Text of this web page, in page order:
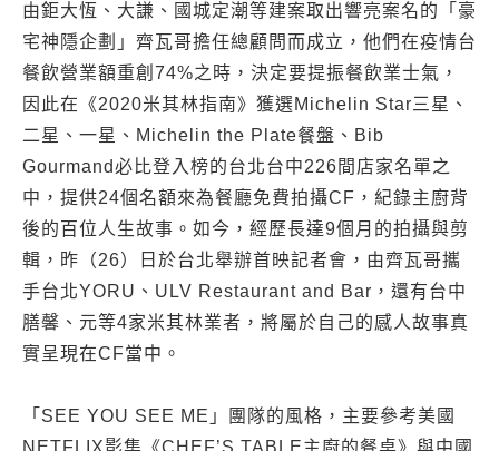
由鉅大恆、大謙、國城定潮等建案取出響亮案名的「豪
宅神隱企劃」齊瓦哥擔任總顧問而成立，他們在疫情台
餐飲營業額重創74%之時，決定要提振餐飲業士氣，
因此在《2020米其林指南》獲選Michelin Star三星、
二星、一星、Michelin the Plate餐盤、Bib
Gourmand必比登入榜的台北台中226間店家名單之
中，提供24個名額來為餐廳免費拍攝CF，紀錄主廚背
後的百位人生故事。如今，經歷長達9個月的拍攝與剪
輯，昨（26）日於台北舉辦首映記者會，由齊瓦哥攜
手台北YORU、ULV Restaurant and Bar，還有台中
膳馨、元等4家米其林業者，將屬於自己的感人故事真
實呈現在CF當中。
「SEE YOU SEE ME」團隊的風格，主要參考美國
NETFLIX影集《CHEF’S TABLE主廚的餐桌》與中國